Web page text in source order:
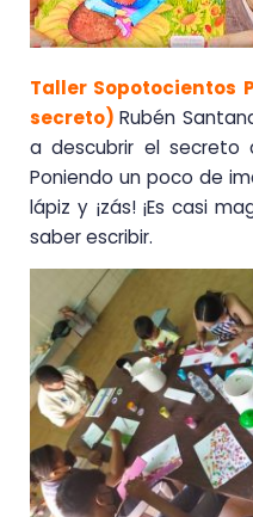
Taller Sopotocientos
secreto)Rubén
a descubrir el secreto
Poniendo un poco de
lápiz y ¡zás! ¡Es casi
saber escribir.